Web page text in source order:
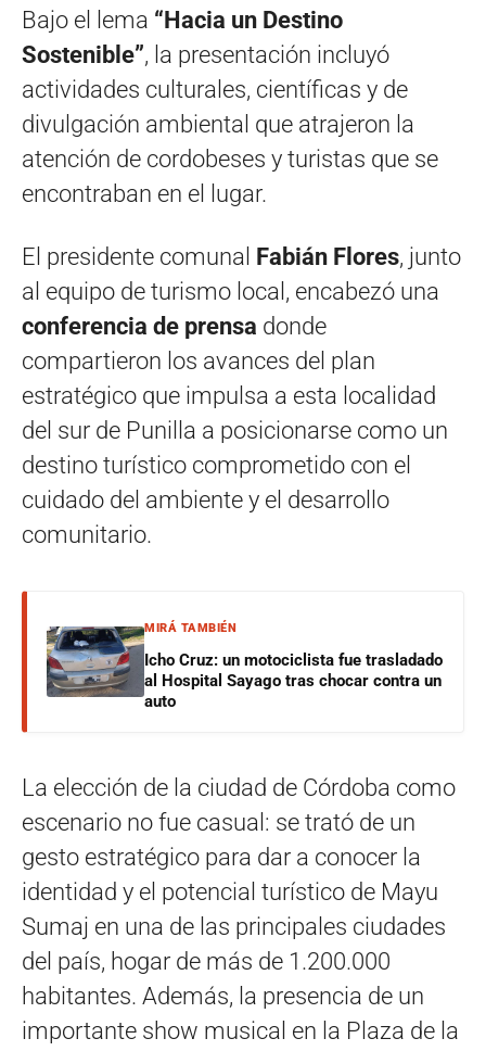
Bajo el lema “Hacia un Destino
Sostenible”, la presentación incluyó
actividades culturales, científicas y de
divulgación ambiental que atrajeron la
atención de cordobeses y turistas que se
encontraban en el lugar.
El presidente comunal Fabián Flores, junto
al equipo de turismo local, encabezó una
conferencia de prensa donde
compartieron los avances del plan
estratégico que impulsa a esta localidad
del sur de Punilla a posicionarse como un
destino turístico comprometido con el
cuidado del ambiente y el desarrollo
comunitario.
MIRÁ TAMBIÉN
Icho Cruz: un motociclista fue trasladado
al Hospital Sayago tras chocar contra un
auto
La elección de la ciudad de Córdoba como
escenario no fue casual: se trató de un
gesto estratégico para dar a conocer la
identidad y el potencial turístico de Mayu
Sumaj en una de las principales ciudades
del país, hogar de más de 1.200.000
habitantes. Además, la presencia de un
importante show musical en la Plaza de la